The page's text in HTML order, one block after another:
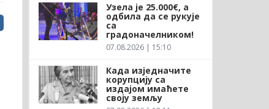
Узела је 25.000€, а
одбила да се рукује
са
градоначелником!
07.08.2026 | 15:10
Када изједначите
корупцију са
издајом имаћете
своју земљу